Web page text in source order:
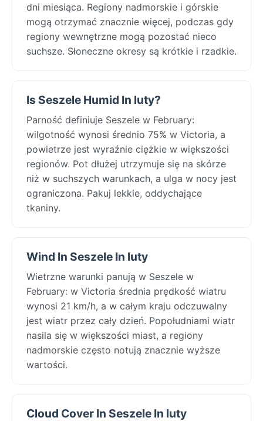
dni miesiąca. Regiony nadmorskie i górskie
mogą otrzymać znacznie więcej, podczas gdy
regiony wewnętrzne mogą pozostać nieco
suchsze. Słoneczne okresy są krótkie i rzadkie.
Is Seszele Humid In luty?
Parność definiuje Seszele w February:
wilgotność wynosi średnio 75% w Victoria, a
powietrze jest wyraźnie ciężkie w większości
regionów. Pot dłużej utrzymuje się na skórze
niż w suchszych warunkach, a ulga w nocy jest
ograniczona. Pakuj lekkie, oddychające
tkaniny.
Wind In Seszele In luty
Wietrzne warunki panują w Seszele w
February: w Victoria średnia prędkość wiatru
wynosi 21 km/h, a w całym kraju odczuwalny
jest wiatr przez cały dzień. Popołudniami wiatr
nasila się w większości miast, a regiony
nadmorskie często notują znacznie wyższe
wartości.
Cloud Cover In Seszele In luty